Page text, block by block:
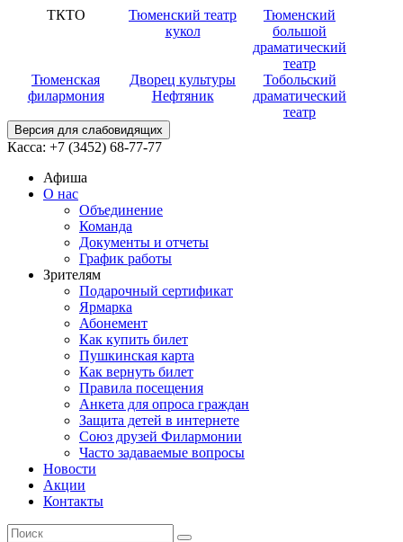
ТКТО
Тюменский театр
кукол
Тюменский
большой
драматический
театр
Тюменская
филармония
Дворец культуры
Нефтяник
Тобольский
драматический
театр
Версия для слабовидящих
Касса: +7 (3452) 68-77-77
Афиша
О нас
Объединение
Команда
Документы и отчеты
График работы
Зрителям
Подарочный сертификат
Ярмарка
Абонемент
Как купить билет
Пушкинская карта
Как вернуть билет
Правила посещения
Анкета для опроса граждан
Защита детей в интернете
Союз друзей Филармонии
Часто задаваемые вопросы
Новости
Акции
Контакты